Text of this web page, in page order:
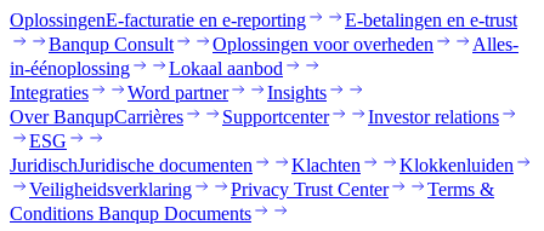
OplossingenE-facturatie en e-reporting
E-betalingen en e-trust
Banqup Consult
Oplossingen voor overheden
Alles-
in-éénoplossing
Lokaal aanbod
Integraties
Word partner
Insights
Over BanqupCarrières Supportcenter
Investor relations
ESG
JuridischJuridische documenten Klachten
Klokkenluiden
Veiligheidsverklaring
Privacy Trust Center
Terms &
Conditions Banqup Documents